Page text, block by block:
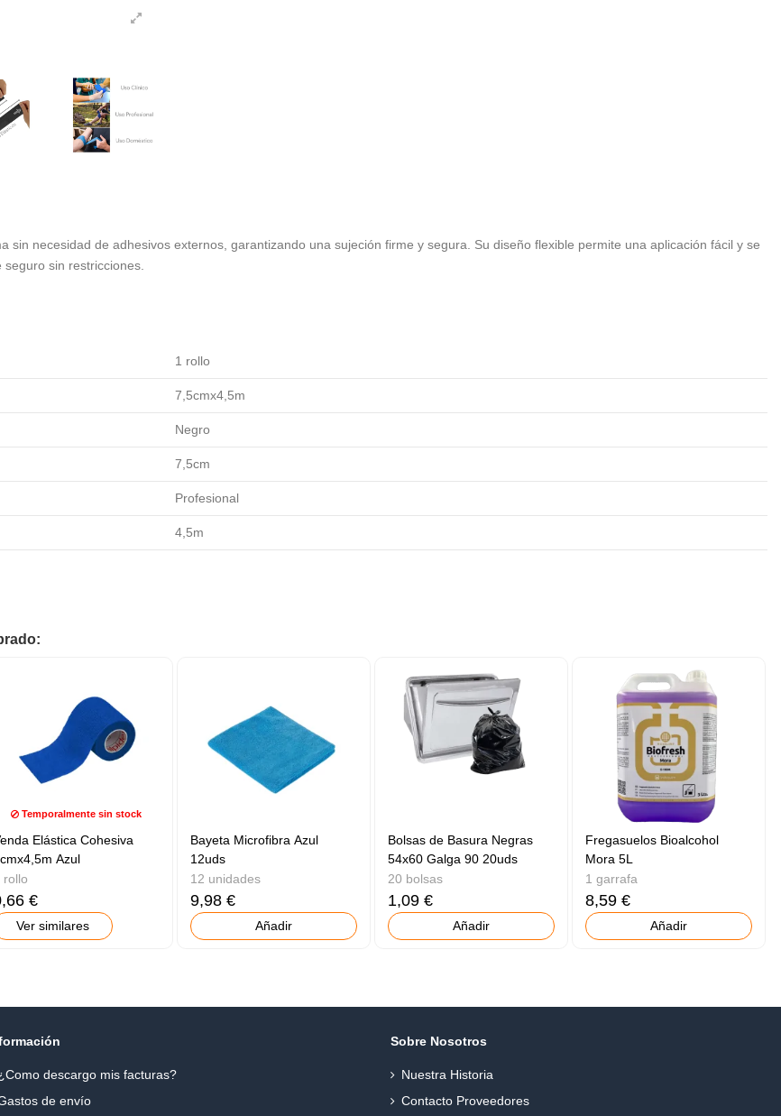
necesidad de adhesivos externos, garantizando una sujeción firme y segura. Su diseño flexible permite una aplicación fácil y se
sin restricciones.
1 rollo
7,5cmx4,5m
Negro
7,5cm
Profesional
4,5m
Temporalmente sin stock
Elástica Cohesiva
Azul
rollo
€
Ver similares
Bayeta Microfibra Azul
12uds
12 unidades
9,98 €
Añadir
Bolsas de Basura Negras
54x60 Galga 90 20uds
20 bolsas
1,09 €
Añadir
Fregasuelos Bioalcohol
Mora 5L
1 garrafa
8,59 €
Añadir
descargo mis facturas?
de envío
Sobre Nosotros
Nuestra Historia
Contacto Proveedores